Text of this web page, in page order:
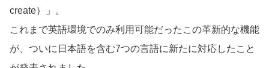
create）」。
これまで英語環境でのみ利用可能だったこの革新的な機能
が、ついに日本語を含む7つの言語に新たに対応したこと